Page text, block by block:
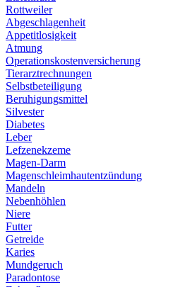
Rottweiler
Abgeschlagenheit
Appetitlosigkeit
Atmung
Operationskostenversicherung
Tierarztrechnungen
Selbstbeteiligung
Beruhigungsmittel
Silvester
Diabetes
Leber
Lefzenekzeme
Magen-Darm
Magenschleimhautentzündung
Mandeln
Nebenhöhlen
Niere
Futter
Getreide
Karies
Mundgeruch
Paradontose